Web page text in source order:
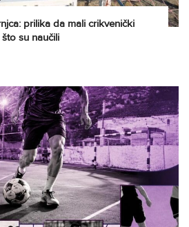
prilika da mali crikvenički
su naučili